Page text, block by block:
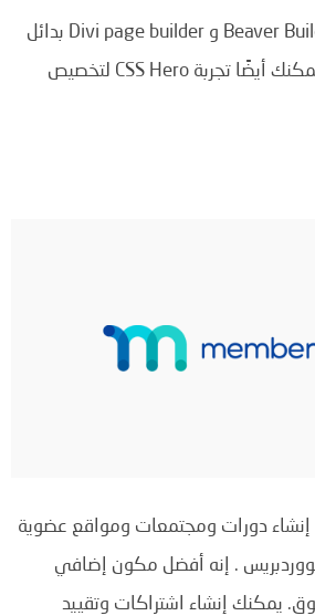
البديل : يعد كل من Beaver Builder و Divi page builder بدائل
رائعة مع ميزات قوية. يمكنك أيضًا تجربة CSS Hero لتخصيص
يتيح لك MemberPress إنشاء دورات ومجتمعات ومواقع عضوية
. إنه أفضل مكون إضافي
يمكنك إنشاء اشتراكات وتقييد